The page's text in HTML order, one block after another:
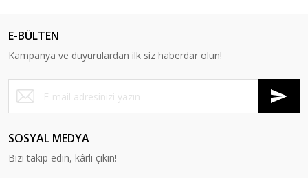
E-BÜLTEN
Kampanya ve duyurulardan ilk siz haberdar olun!
SOSYAL MEDYA
Bizi takip edin, kârlı çıkın!